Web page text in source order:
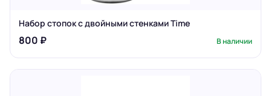
Набор стопок с двойными стенками Time
800 ₽ В наличии